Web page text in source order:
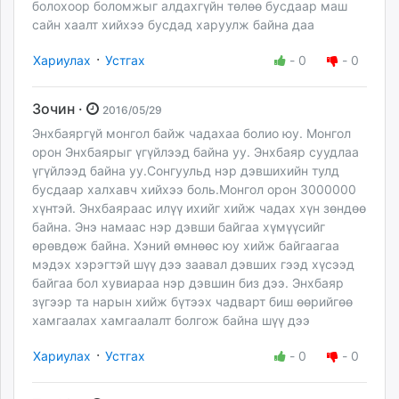
болохоор боломжыг алдахгүйн төлөө бусдаар маш
сайн хаалт хийхээ бусдад харуулж байна даа
Хариулах · Устгах - 0 - 0
Зочин · 2016/05/29
Энхбаяргүй монгол байж чадахаа болио юу. Монгол
орон Энхбаярыг үгүйлээд байна уу. Энхбаяр суудлаа
үгүйлээд байна уу.Сонгуульд нэр дэвшихийн тулд
бусдаар халхавч хийхээ боль.Монгол орон 3000000
хүнтэй. Энхбаяраас илүү ихийг хийж чадах хүн зөндөө
байна. Энэ намаас нэр дэвши байгаа хүмүүсийг
өрөвдөж байна. Хэний өмнөөс юу хийж байгаагаа
мэдэх хэрэгтэй шүү дээ заавал дэвших гээд хүсээд
байгаа бол хувиараа нэр дэвшин биз дээ. Энхбаяр
зүгээр та нарын хийж бүтээх чадварт биш өөрийгөө
хамгаалах хамгаалалт болгож байна шүү дээ
Хариулах · Устгах - 0 - 0